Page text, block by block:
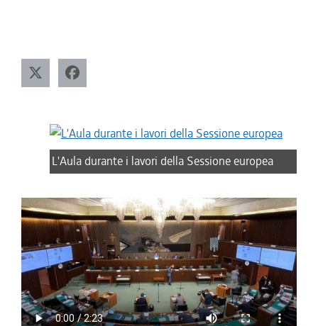
L'Aula durante i lavori della Sessione europea